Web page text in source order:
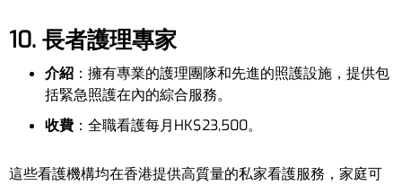
10. 長者護理專家
介紹 ：擁有專業的護理團隊和先進的照護設施，提供包
括緊急照護在內的綜合服務。
收費 ：全職看護每月HK$23,500。
這些看護機構均在香港提供高質量的私家看護服務，家庭可